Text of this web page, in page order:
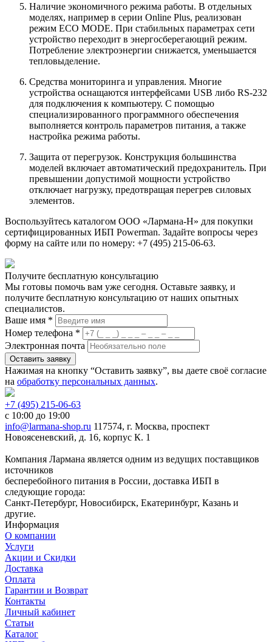
Наличие экономичного режима работы. В отдельных
моделях, например в серии Online Plus, реализован
режим ECO MODE. При стабильных параметрах сети
устройство переходит в энергосберегающий режим.
Потребление электроэнергии снижается, уменьшается
тепловыделение.
Средства мониторинга и управления. Многие
устройства оснащаются интерфейсами USB либо RS-232
для подключения к компьютеру. С помощью
специализированного программного обеспечения
выполняется контроль параметров питания, а также
настройка режима работы.
Защита от перегрузок. Конструкция большинства
моделей включает автоматический предохранитель. При
превышении допустимой мощности устройство
отключает нагрузку, предотвращая перегрев силовых
элементов.
Воспользуйтесь каталогом ООО «Лармана-Н» для покупки
сертифицированных ИБП Powerman. Задайте вопросы через
форму на сайте или по номеру: +7 (495) 215-06-63.
Получите бесплатную консультацию
Мы готовы помочь вам уже сегодня. Оставьте заявку, и
получите бесплатную консультацию от наших опытных
специалистов.
Ваше имя *
Номер телефона *
Электронная почта
Оставить заявку
Нажимая на кнопку “Оставить заявку”, вы даете своё согласие
на обработку персональных данных.
+7 (495) 215-06-63
с 10:00 до 19:00
info@larmana-shop.ru 117574, г. Москва, проспект
Новоясеневский, д. 16, корпус К. 1
Компания Лармана является одним из ведущих поставщиков
источников
бесперебойного питания в России, доставка ИБП в
следующие города:
Санкт-Петербург, Новосибирск, Екатеринбург, Казань и
другие.
Информация
О компании
Услуги
Акции и Скидки
Доставка
Оплата
Гарантии и Возврат
Контакты
Личный кабинет
Статьи
Каталог